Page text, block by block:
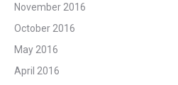
November 2016
October 2016
May 2016
April 2016